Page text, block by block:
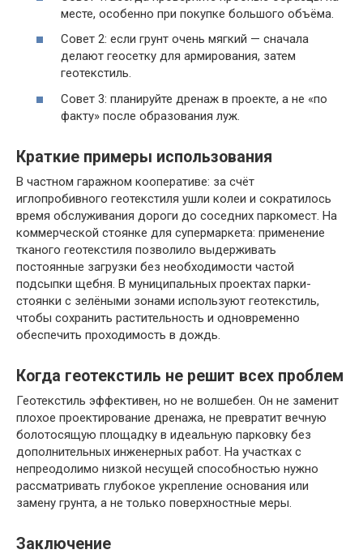
месте, особенно при покупке большого объёма.
Совет 2: если грунт очень мягкий — сначала
делают геосетку для армирования, затем
геотекстиль.
Совет 3: планируйте дренаж в проекте, а не «по
факту» после образования луж.
Краткие примеры использования
В частном гаражном кооперативе: за счёт
иглопробивного геотекстиля ушли колеи и сократилось
время обслуживания дороги до соседних паркомест. На
коммерческой стоянке для супермаркета: применение
тканого геотекстиля позволило выдерживать
постоянные загрузки без необходимости частой
подсыпки щебня. В муниципальных проектах парки-
стоянки с зелёными зонами используют геотекстиль,
чтобы сохранить растительность и одновременно
обеспечить проходимость в дождь.
Когда геотекстиль не решит всех проблем
Геотекстиль эффективен, но не волшебен. Он не заменит
плохое проектирование дренажа, не превратит вечную
болотосящую площадку в идеальную парковку без
дополнительных инженерных работ. На участках с
непреодолимо низкой несущей способностью нужно
рассматривать глубокое укрепление основания или
замену грунта, а не только поверхностные меры.
Заключение